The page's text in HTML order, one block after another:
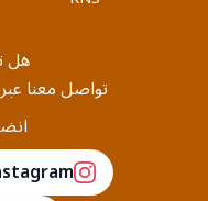
هل
تواصل معنا عبر